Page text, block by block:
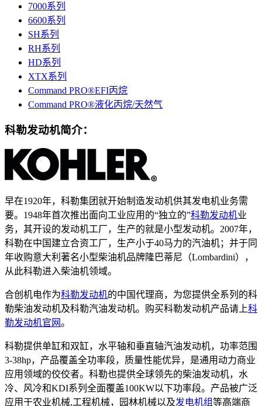
7000系列
6600系列
SH系列
RH系列
HD系列
XTX系列
Command PRO®EFI丙烷
Command PRO®液化丙烷/天然气
科勒发动机简介：
早在1920年，科勒集团就开始制造发动机供其发电机业务需
要。1948年首次推出面向工业应用的“独立的”科勒发动机业
务，其开设的发动机工厂，生产的就是小型发动机。2007年，
科勒在中国建立合资工厂，生产小于40马力的汽油机；并于同
年收购意大利著名小型柴油机品牌隆巴蒂尼（Lombardini），
从此科勒进入柴油机领域。
合创机电作为科勒发动机的中国代理商，为您提供全系列的科
勒柴油发动机及科勒汽油发动机。购买科勒发动机产品请上科
勒发动机官网。
科勒提供单缸和双缸，水平轴和垂直轴汽油发动机，功率范围
3-38hp，产品覆盖全功率段，质量性能优异，是通用动力商业
应用领域的佼佼者。科勒也提供全球领先的柴油发动机，水
冷、风冷和KDI系列全面覆盖100KW以下功率段。产品被广泛
应用于农业机械,工程机械，园林机械以及发电机组等高端商